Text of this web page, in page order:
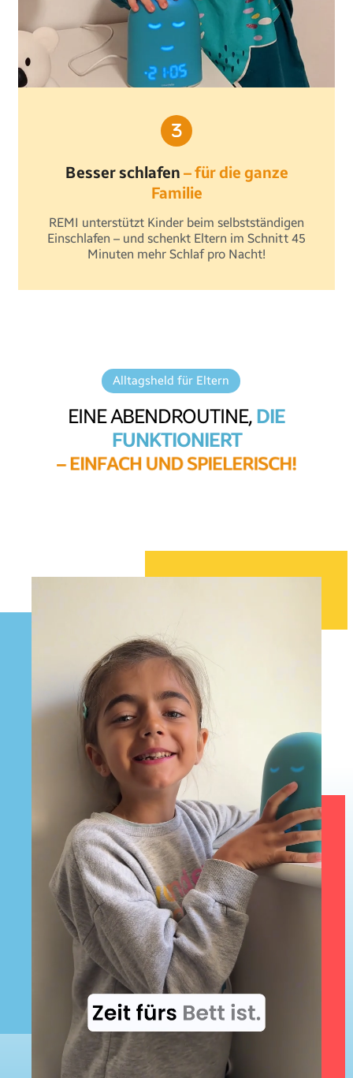
Besser schlafen – für die ganze
Familie
REMI unterstützt Kinder beim selbstständigen
Einschlafen – und schenkt Eltern im Schnitt 45
Minuten mehr Schlaf pro Nacht!
Alltagsheld für Eltern
EINE ABENDROUTINE, DIE
FUNKTIONIERT
–EINFACH UNDSPIELERISCH